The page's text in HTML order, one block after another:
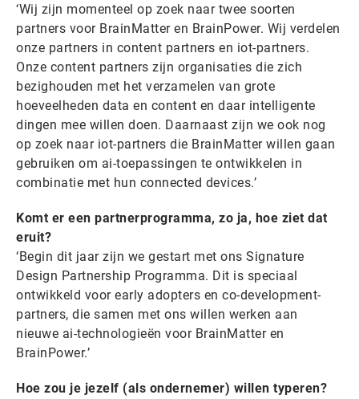
‘Wij zijn momenteel op zoek naar twee soorten
partners voor BrainMatter en BrainPower. Wij verdelen
onze partners in content partners en iot-partners.
Onze content partners zijn organisaties die zich
bezighouden met het verzamelen van grote
hoeveelheden data en content en daar intelligente
dingen mee willen doen. Daarnaast zijn we ook nog
op zoek naar iot-partners die BrainMatter willen gaan
gebruiken om ai-toepassingen te ontwikkelen in
combinatie met hun connected devices.’
Komt er een partnerprogramma, zo ja, hoe ziet dat
eruit?
‘Begin dit jaar zijn we gestart met ons Signature
Design Partnership Programma. Dit is speciaal
ontwikkeld voor early adopters en co-development-
partners, die samen met ons willen werken aan
nieuwe ai-technologieën voor BrainMatter en
BrainPower.’
Hoe zou je jezelf (als ondernemer) willen typeren?